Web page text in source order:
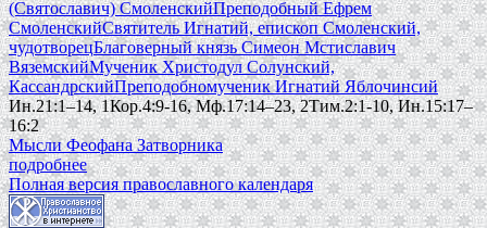
(Святославич) СмоленскийПреподобный Ефрем
СмоленскийСвятитель Игнатий, епископ Смоленский,
чудотворецБлаговерный князь Симеон Мстиславич
ВяземскийМученик Христодул Солунский,
КассандрскийПреподобномученик Игнатий Яблочинсий
Ин.21:1–14, 1Кор.4:9-16, Мф.17:14–23, 2Тим.2:1-10, Ин.15:17–
16:2
Мысли Феофана Затворника
подробнее
Полная версия православного календаря